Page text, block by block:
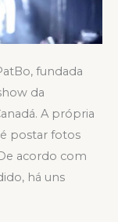
fundada
da
A própria
postar fotos
acordo com
há uns